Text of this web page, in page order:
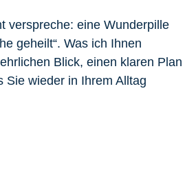
verspreche: eine Wunderpille
geheilt“. Was ich Ihnen
Blick, einen klaren Plan
Sie wieder in Ihrem Alltag